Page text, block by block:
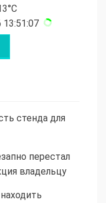
стенда для
перестал
владельцу